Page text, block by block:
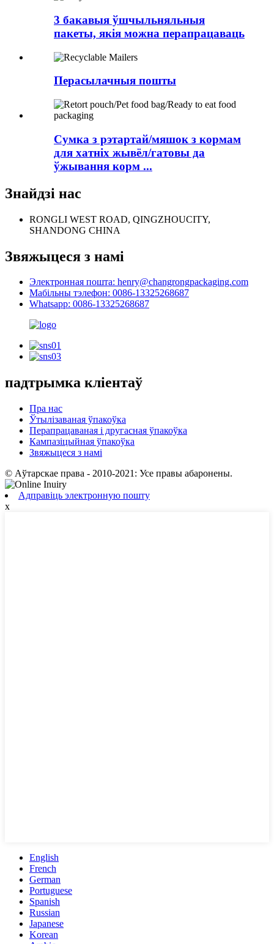
3 бакавыя ўшчыльняльныя
пакеты, якія можна перапрацаваць
Перасылачныя пошты
Сумка з рэтартай/мяшок з кормам
для хатніх жывёл/гатовы да
ўжывання корм ...
Знайдзі нас
RONGLI WEST ROAD, QINGZHOUCITY,
SHANDONG CHINA
Звяжыцеся з намі
Электронная пошта: henry@changrongpackaging.com
Мабільны тэлефон: 0086-13325268687
Whatsapp: 0086-13325268687
падтрымка кліентаў
Пра нас
Ўтылізаваная ўпакоўка
Перапрацаваная і другасная ўпакоўка
Кампазіцыйная ўпакоўка
Звяжыцеся з намі
© Аўтарскае права - 2010-2021: Усе правы абаронены.
Адправіць электронную пошту
x
English
French
German
Portuguese
Spanish
Russian
Japanese
Korean